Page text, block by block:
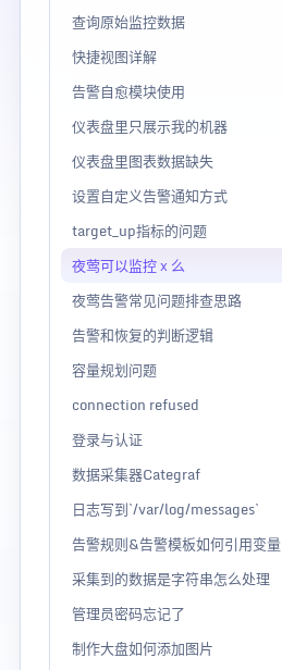
查询原始监控数据
快捷视图详解
告警自愈模块使用
仪表盘里只展示我的机器
仪表盘里图表数据缺失
设置自定义告警通知方式
target_up指标的问题
夜莺可以监控 x 么
夜莺告警常见问题排查思路
告警和恢复的判断逻辑
容量规划问题
connection refused
登录与认证
数据采集器Categraf
日志写到`/var/log/messages`
告警规则&告警模板如何引用变量
采集到的数据是字符串怎么处理
管理员密码忘记了
制作大盘如何添加图片